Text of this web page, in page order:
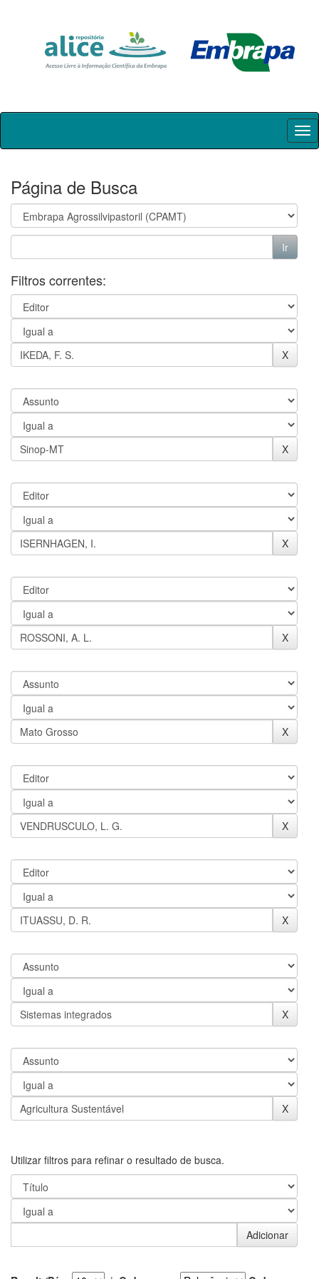
Skip
Página de Busca
Filtros correntes:
Utilizar filtros para refinar o resultado de busca.